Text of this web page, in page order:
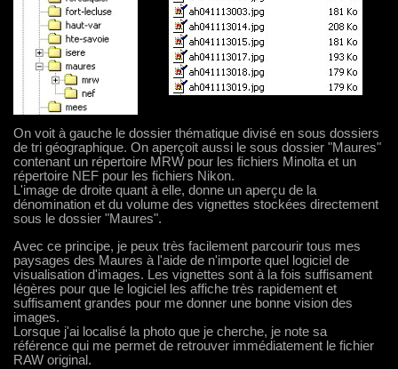
On voit à gauche le dossier thématique divisé en sous dossiers
de tri géographique. On aperçoit aussi le sous dossier "Maures"
contenant un répertoire MRW pour les fichiers Minolta et un
répertoire NEF pour les fichiers Nikon.
L'image de droite quant à elle, donne un aperçu de la
dénomination et du volume des vignettes stockées directement
sous le dossier "Maures".
Avec ce principe, je peux très facilement parcourir tous mes
paysages des Maures à l'aide de n'importe quel logiciel de
visualisation d'images. Les vignettes sont à la fois suffisament
légères pour que le logiciel les affiche très rapidement et
suffisament grandes pour me donner une bonne vision des
images.
Lorsque j'ai localisé la photo que je cherche, je note sa
référence qui me permet de retrouver immédiatement le fichier
RAW original.